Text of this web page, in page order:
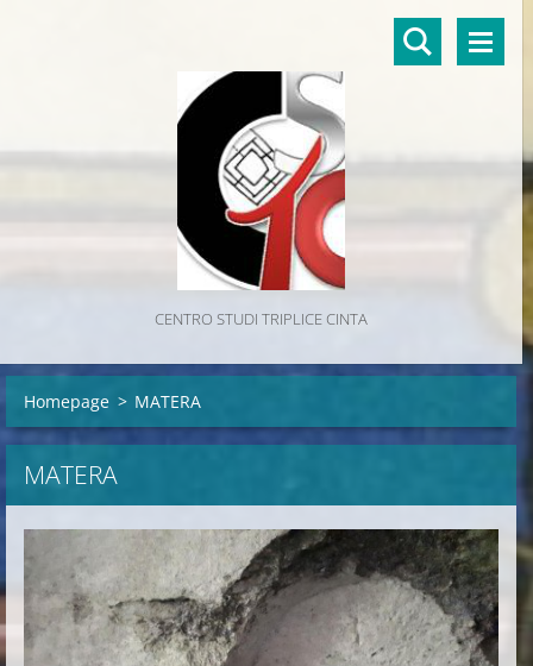
CENTRO STUDI TRIPLICE CINTA
Homepage > MATERA
MATERA